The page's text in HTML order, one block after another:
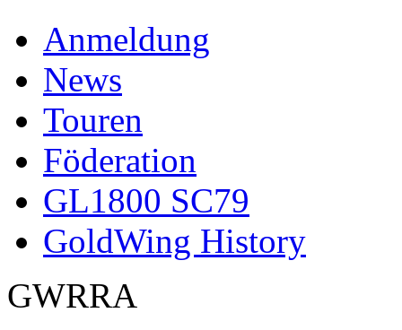
Anmeldung
News
Touren
Föderation
GL1800 SC79
GoldWing History
GWRRA